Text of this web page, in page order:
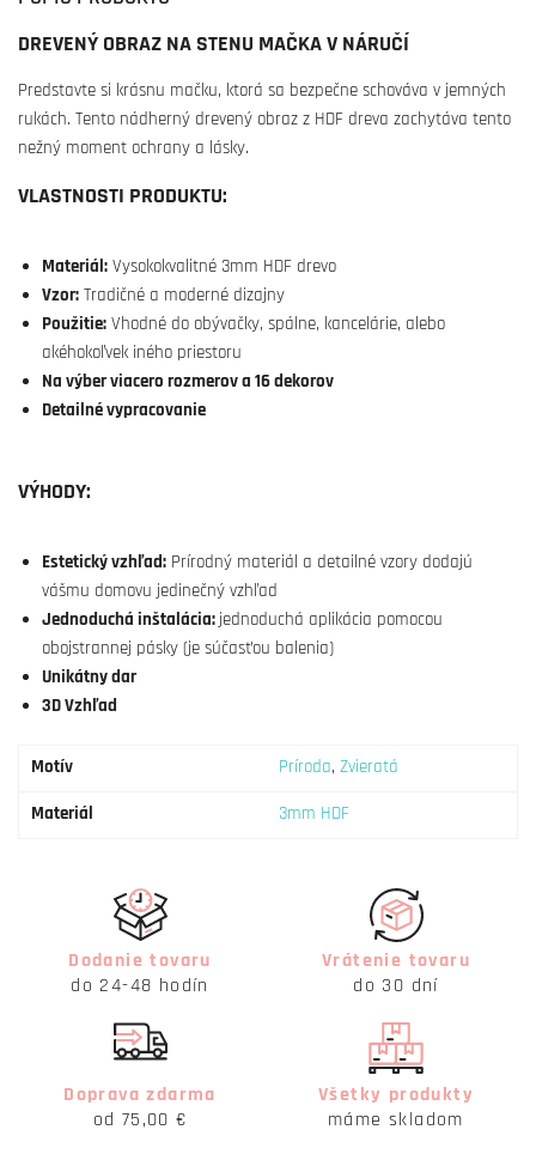
DREVENÝ OBRAZ NA STENU MAČKA V NÁRUČÍ
Predstavte si krásnu mačku, ktorá sa bezpečne schováva v jemných
rukách. Tento nádherný drevený obraz z HDF dreva zachytáva tento
nežný moment ochrany a lásky.
VLASTNOSTI PRODUKTU:
Materiál: Vysokokvalitné 3mm HDF drevo
Vzor: Tradičné a moderné dizajny
Použitie: Vhodné do obývačky, spálne, kancelárie, alebo
akéhokoľvek iného priestoru
Na výber viacero rozmerov a 16 dekorov
Detailné vypracovanie
VÝHODY:
Estetický vzhľad: Prírodný materiál a detailné vzory dodajú
vášmu domovu jedinečný vzhľad
Jednoduchá inštalácia: jednoduchá aplikácia pomocou
obojstrannej pásky (je súčasťou balenia)
Unikátny dar
3D Vzhľad
Motív Príroda, Zvieratá
Materiál 3mm HDF
Dodanie tovaru
do 24-48 hodín
Vrátenie tovaru
do 30 dní
Doprava zdarma
od 75,00 €
Všetky produkty
máme skladom